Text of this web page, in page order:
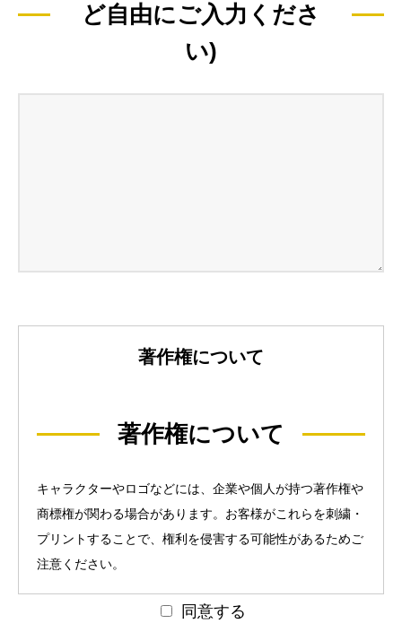
ど自由にご入力くださ
い)
著作権について
著作権について
キャラクターやロゴなどには、企業や個人が持つ著作権や
商標権が関わる場合があります。お客様がこれらを刺繍・
プリントすることで、権利を侵害する可能性があるためご
注意ください。
当社では、刺繍・プリント内容が知的財産権を侵害してい
同意する